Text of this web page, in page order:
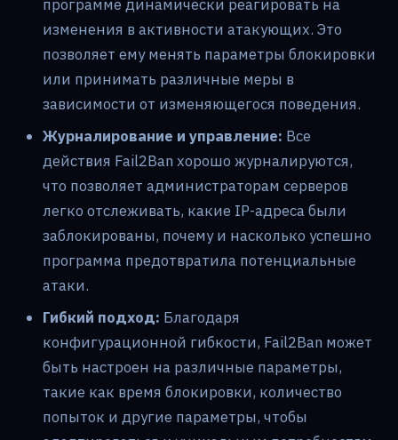
программе динамически реагировать на
изменения в активности атакующих. Это
позволяет ему менять параметры блокировки
или принимать различные меры в
зависимости от изменяющегося поведения.
Журналирование и управление: Все
действия Fail2Ban хорошо журналируются,
что позволяет администраторам серверов
легко отслеживать, какие IP-адреса были
заблокированы, почему и насколько успешно
программа предотвратила потенциальные
атаки.
Гибкий подход: Благодаря
конфигурационной гибкости, Fail2Ban может
быть настроен на различные параметры,
такие как время блокировки, количество
попыток и другие параметры, чтобы